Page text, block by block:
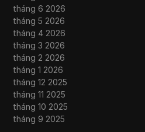
tháng 6 2026
tháng 5 2026
tháng 4 2026
tháng 3 2026
tháng 2 2026
tháng 1 2026
tháng 12 2025
tháng 11 2025
tháng 10 2025
tháng 9 2025